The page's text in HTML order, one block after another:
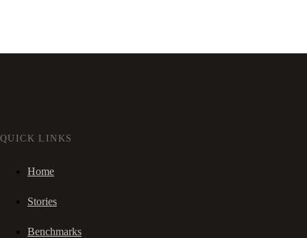
QUICK LINKS
Home
Stories
Benchmarks